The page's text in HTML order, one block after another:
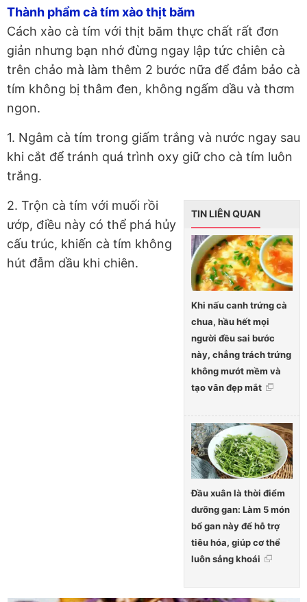
Thành phẩm cà tím xào thịt băm
Cách xào cà tím với thịt băm thực chất rất đơn
giản nhưng bạn nhớ đừng ngay lập tức chiên cà
trên chảo mà làm thêm 2 bước nữa để đảm bảo cà
tím không bị thâm đen, không ngấm dầu và thơm
ngon.
1. Ngâm cà tím trong giấm trắng và nước ngay sau
khi cắt để tránh quá trình oxy giữ cho cà tím luôn
trắng.
TIN LIÊN QUAN
Khi nấu canh trứng cà
chua, hầu hết mọi
người đều sai bước
này, chẳng trách trứng
không mướt mềm và
tạo vân đẹp mắt
Đầu xuân là thời điểm
dưỡng gan: Làm 5 món
bổ gan này để hỗ trợ
tiêu hóa, giúp cơ thể
luôn sảng khoái
2. Trộn cà tím với muối rồi
ướp, điều này có thể phá hủy
cấu trúc, khiến cà tím không
hút đẫm dầu khi chiên.